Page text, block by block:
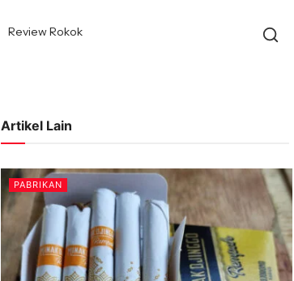
Review Rokok
Artikel Lain
PABRIKAN